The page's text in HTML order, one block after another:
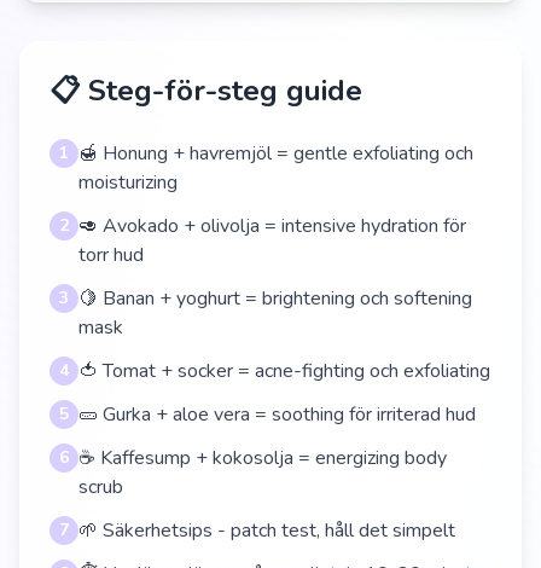
📋 Steg-för-steg guide
1 🍯 Honung + havremjöl = gentle exfoliating och
moisturizing
2 🥑 Avokado + olivolja = intensive hydration för
torr hud
3 🍋 Banan + yoghurt = brightening och softening
mask
4 🍅 Tomat + socker = acne-fighting och exfoliating
5 🥒 Gurka + aloe vera = soothing för irriterad hud
6 ☕ Kaffesump + kokosolja = energizing body
scrub
7 🌱 Säkerhetsips - patch test, håll det simpelt